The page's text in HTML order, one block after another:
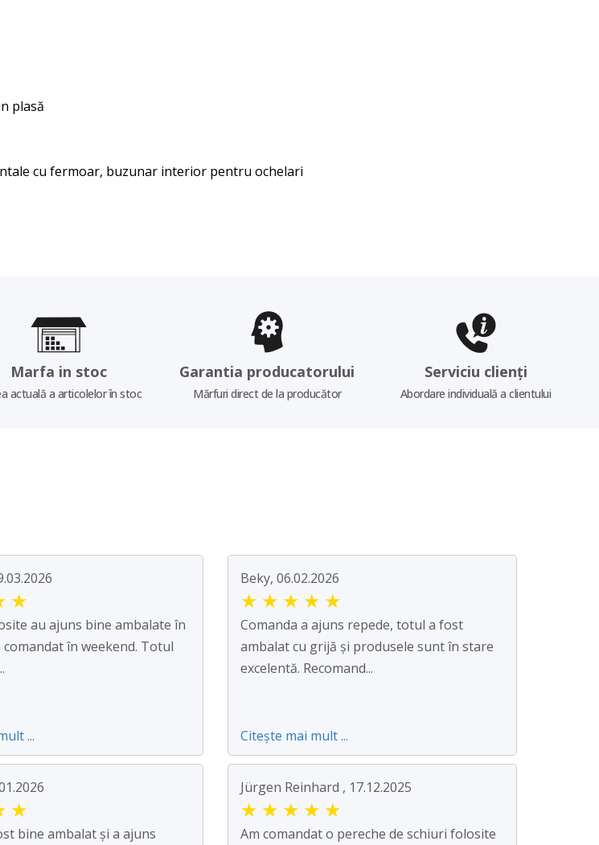
plasă
cu fermoar, buzunar interior pentru ochelari
Marfa in stoc
actuală a articolelor în stoc
Garantia producatorului
Mărfuri direct de la producător
Serviciu clienți
Abordare individuală a clientului
★
au ajuns bine ambalate în
comandat în weekend. Totul
...
Beky, 06.02.2026
★ ★ ★ ★ ★
Comanda a ajuns repede, totul a fost
ambalat cu grijă și produsele sunt în stare
excelentă. Recomand...
Citește mai mult ...
★
bine ambalat și a ajuns
Jürgen Reinhard , 17.12.2025
★ ★ ★ ★ ★
Am comandat o pereche de schiuri folosite